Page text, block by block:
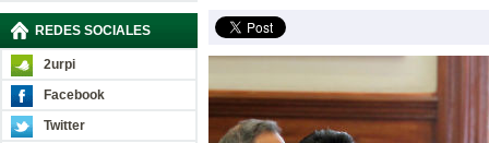
REDES SOCIALES
2urpi
Facebook
Twitter